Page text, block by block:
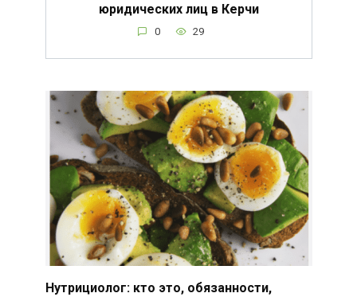
юридических лиц в Керчи
0 29
Нутрициолог: кто это, обязанности,